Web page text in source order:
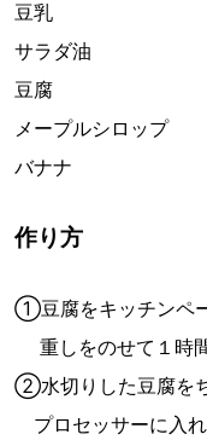
豆乳
サラダ
豆腐
メープルシ
バナ
作り方
①豆腐をキッチンペ
重しをのせて１時
②水切りした豆腐を
プロセッサーに入